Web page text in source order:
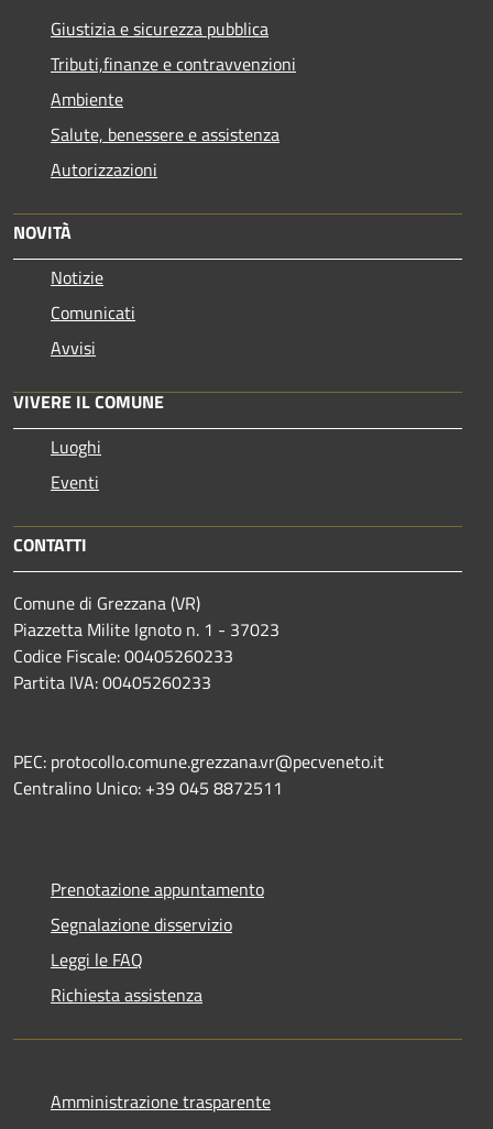
Giustizia e sicurezza pubblica
Tributi,finanze e contravvenzioni
Ambiente
Salute, benessere e assistenza
Autorizzazioni
NOVITÀ
Notizie
Comunicati
Avvisi
VIVERE IL COMUNE
Luoghi
Eventi
CONTATTI
Comune di Grezzana (VR)
Piazzetta Milite Ignoto n. 1 - 37023
Codice Fiscale: 00405260233
Partita IVA: 00405260233
PEC: protocollo.comune.grezzana.vr@pecveneto.it
Centralino Unico: +39 045 8872511
Prenotazione appuntamento
Segnalazione disservizio
Leggi le FAQ
Richiesta assistenza
Amministrazione trasparente